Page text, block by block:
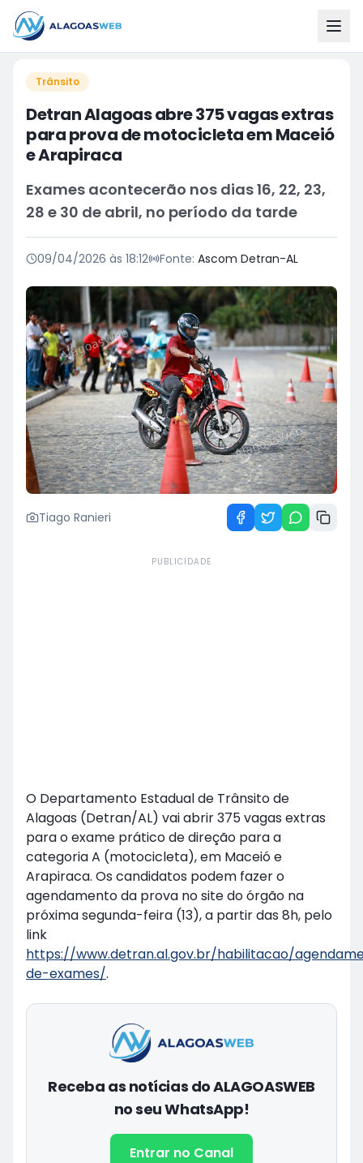
Trânsito
Detran Alagoas abre 375 vagas extras
para prova de motocicleta em Maceió
e Arapiraca
Exames acontecerão nos dias 16, 22, 23,
28 e 30 de abril, no período da tarde
09/04/2026 às 18:12 Fonte: Ascom Detran-AL
Tiago Ranieri
PUBLICIDADE
O Departamento Estadual de Trânsito de
Alagoas (Detran/AL) vai abrir 375 vagas extras
para o exame prático de direção para a
categoria A (motocicleta), em Maceió e
Arapiraca. Os candidatos podem fazer o
agendamento da prova no site do órgão na
próxima segunda-feira (13), a partir das 8h, pelo
link
https://www.detran.al.gov.br/habilitacao/
de-exames/.
Receba as notícias do ALAGOASWEB
no seu WhatsApp!
Entrar no Canal